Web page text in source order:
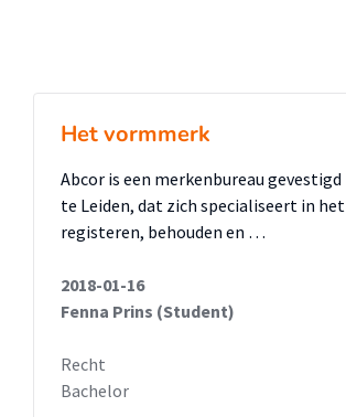
Het vormmerk
Abcor is een merkenbureau gevestigd
te Leiden, dat zich specialiseert in het
registeren, behouden en …
2018-01-16
Fenna Prins (Student)
Recht
Bachelor